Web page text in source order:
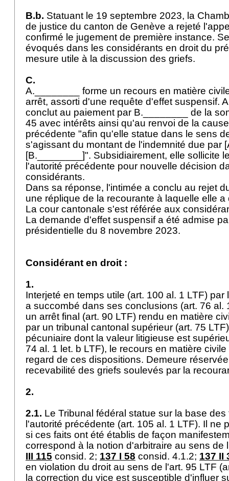
B.b. Statuant le 19 septembre 2023, la
de justice du canton de Genève a rejeté
confirmé le jugement de première instance.
évoqués dans les considérants en droit du
mesure utile à la discussion des griefs.
C.
A.________ forme un recours en matière
arrêt, assorti d'une requête d'effet suspensif.
conclut au paiement par B.________ de la
45 avec intérêts ainsi qu'au renvoi de la
précédente "afin qu'elle statue dans le sens
s'agissant du montant de l'indemnité due par
[B.________]". Subsidiairement, elle sollicite
l'autorité précédente pour nouvelle décision
considérants.
Dans sa réponse, l'intimée a conclu au rejet
une réplique de la recourante à laquelle elle
La cour cantonale s'est référée aux
La demande d'effet suspensif a été admise
présidentielle du 8 novembre 2023.
Considérant en droit :
1.
Interjeté en temps utile (art. 100 al. 1 LTF) par
a succombé dans ses conclusions (art. 76 al.
un arrêt final (art. 90 LTF) rendu en matière
par un tribunal cantonal supérieur (art. 75 LTF
pécuniaire dont la valeur litigieuse est
74 al. 1 let. b LTF), le recours en matière
regard de ces dispositions. Demeure
recevabilité des griefs soulevés par la
2.
2.1. Le Tribunal fédéral statue sur la base
l'autorité précédente (art. 105 al. 1 LTF). Il ne
si ces faits ont été établis de façon
correspond à la notion d'arbitraire au sens de
III 115 consid. 2; 137 I 58 consid. 4.1.2; 137 II
en violation du droit au sens de l'art. 95 LTF (
la correction du vice est susceptible d'influer